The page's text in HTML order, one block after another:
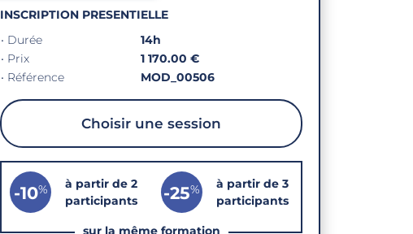
INSCRIPTION PRESENTIELLE
• Durée
14h
• Prix
1 170.00 €
• Référence
MOD_00506
Choisir une session
sur la même formation
-10%
à partir de 2
participants
-25%
à partir de 3
participants